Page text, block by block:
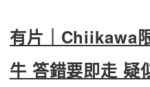
有片｜Chiikawa
牛 答錯要即走 疑